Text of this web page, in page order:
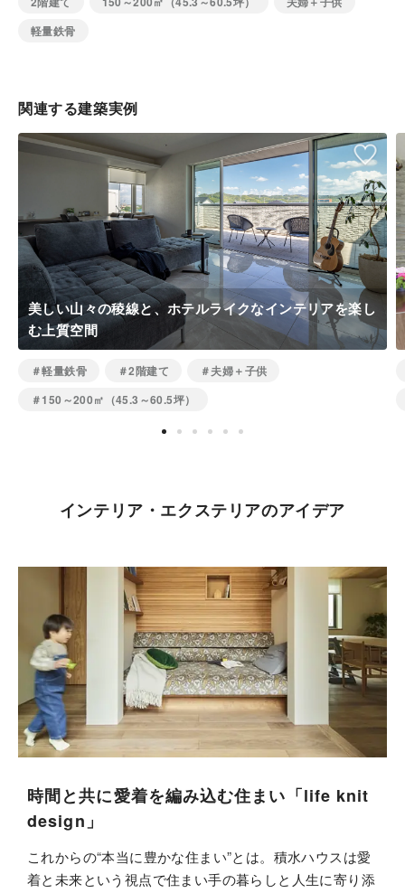
軽量鉄骨
関連する建築実例
美しい山々の稜線と、ホテルライクなインテリアを楽し
む上質空間
＃軽量鉄骨 ＃2階建て
＃夫婦＋子供
＃150～200㎡（45.3～60.5坪）
インテリア・エクステリアのアイデア
時間と共に愛着を編み込む住まい「life knit
design」
これからの“本当に豊かな住まい”とは。積水ハウスは愛
着と未来という視点で住まい手の暮らしと人生に寄り添